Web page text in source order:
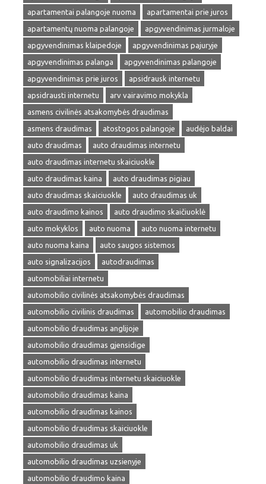
apartamentai palangoje nuoma
apartamentai prie juros
apartamentų nuoma palangoje
apgyvendinimas jurmaloje
apgyvendinimas klaipedoje
apgyvendinimas pajuryje
apgyvendinimas palanga
apgyvendinimas palangoje
apgyvendinimas prie juros
apsidrausk internetu
apsidrausti internetu
arv vairavimo mokykla
asmens civilinės atsakomybės draudimas
asmens draudimas
atostogos palangoje
audėjo baldai
auto draudimas
auto draudimas internetu
auto draudimas internetu skaiciuokle
auto draudimas kaina
auto draudimas pigiau
auto draudimas skaiciuokle
auto draudimas uk
auto draudimo kainos
auto draudimo skaičiuoklė
auto mokyklos
auto nuoma
auto nuoma internetu
auto nuoma kaina
auto saugos sistemos
auto signalizacijos
autodraudimas
automobiliai internetu
automobilio civilinės atsakomybės draudimas
automobilio civilinis draudimas
automobilio draudimas
automobilio draudimas anglijoje
automobilio draudimas gjensidige
automobilio draudimas internetu
automobilio draudimas internetu skaiciuokle
automobilio draudimas kaina
automobilio draudimas kainos
automobilio draudimas skaiciuokle
automobilio draudimas uk
automobilio draudimas uzsienyje
automobilio draudimo kaina